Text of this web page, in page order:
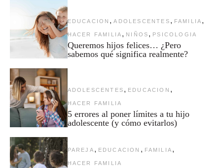
EDUCACION , ADOLESCENTES , FAMILIA ,
HACER FAMILIA , NIÑOS , PSICOLOGIA
Queremos hijos felices… ¿Pero
sabemos qué significa realmente?
ADOLESCENTES , EDUCACION ,
HACER FAMILIA
5 errores al poner límites a tu hijo
adolescente (y cómo evitarlos)
PAREJA , EDUCACION , FAMILIA ,
HACER FAMILIA